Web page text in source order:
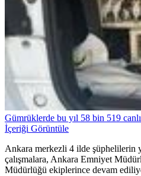
Gümrüklerde bu yıl 58 bin 519
İçeriği Görüntüle
Ankara merkezli 4 ilde şüphelilerin
çalışmalara, Ankara Emniyet
Müdürlüğü ekiplerince devam